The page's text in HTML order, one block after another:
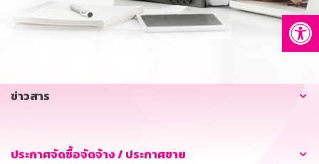
อื่นๆ
ข่าวสาร
ประกาศจัดซื้อจัดจ้าง / ประกาศขาย